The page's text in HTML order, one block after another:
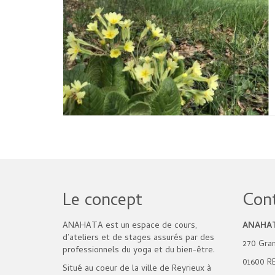
Le concept
ANAHATA est un espace de cours,
d’ateliers et de stages assurés par des
professionnels du yoga et du bien-être.
Situé au coeur de la ville de Reyrieux à
270
01600